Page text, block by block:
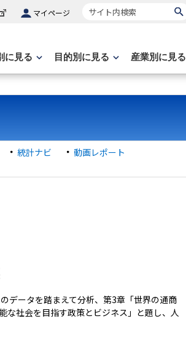
マイページ サイト内検索
に見る 目的別に見る 産業別に見る
統計ナビ
動画レポート
データを踏まえて分析、第3章「世界の通商
な社会を目指す政策とビジネス」と題し、人